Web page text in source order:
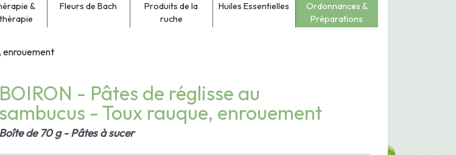
&
Fleurs de Bach
Produits de la
ruche
Huiles Essentielles
Ordonnances &
Préparations
enrouement
BOIRON - Pâtes de réglisse au
sambucus - Toux rauque, enrouement
Boîte de 70 g - Pâtes à sucer